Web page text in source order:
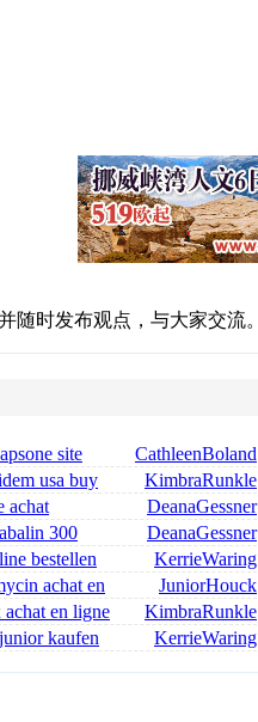
随时发布观点，与大家交流。
CathleenBoland
site
KimbraRunkle
usa buy
DeanaGessner
achat
ordonnance
DeanaGessner
300
300 mg for sa
KerrieWaring
bestellen
JuniorHouck
achat en
KimbraRunkle
en ligne
KerrieWaring
kaufen